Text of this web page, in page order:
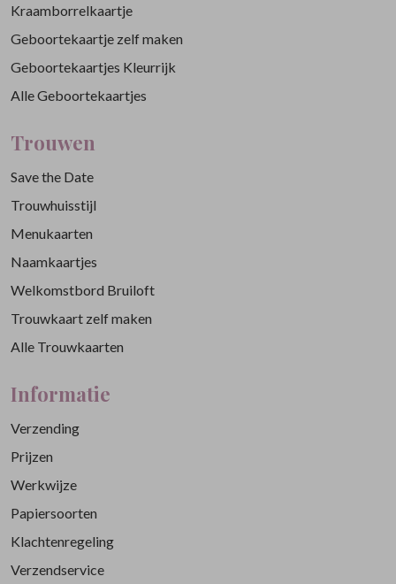
Kraamborrelkaartje
Geboortekaartje zelf maken
Geboortekaartjes Kleurrijk
Alle Geboortekaartjes
Trouwen
Save the Date
Trouwhuisstijl
Menukaarten
Naamkaartjes
Welkomstbord Bruiloft
Trouwkaart zelf maken
Alle Trouwkaarten
Informatie
Verzending
Prijzen
Werkwijze
Papiersoorten
Klachtenregeling
Verzendservice